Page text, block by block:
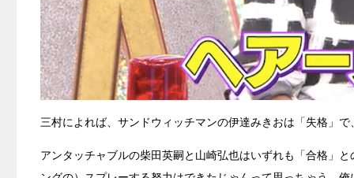
三村によれば、サンドウィッチマンの伊達みきおは「失格」
アンタッチャブルの柴田英嗣と山崎弘也はいずれも「合格」